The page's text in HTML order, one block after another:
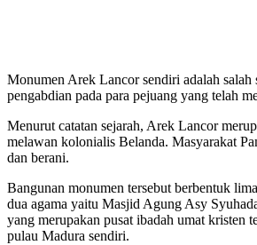
Monumen Arek Lancor sendiri adalah salah
pengabdian pada para pejuang yang telah
Menurut catatan sejarah, Arek Lancor
melawan kolonialis Belanda. Masyarakat
dan berani.
Bangunan monumen tersebut berbentuk
dua agama yaitu Masjid Agung Asy
yang merupakan pusat ibadah umat kristen
pulau Madura sendiri.